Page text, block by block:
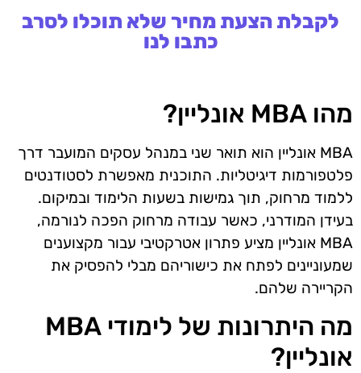
לקבלת הצעת מחיר שלא תוכלו לסרב
כתבו לנו
מהו MBA אונליין?
MBA אונליין הוא תואר שני במנהל עסקים המועבר דרך
פלטפורמות דיגיטליות. התוכנית מאפשרת לסטודנטים
ללמוד מרחוק, תוך גמישות בשעות הלימוד ובמיקום.
בעידן המודרני, כאשר עבודה מרחוק הפכה לנורמה,
MBA אונליין מציע פתרון אטרקטיבי עבור מקצוענים
שמעוניינים לפתח את כישוריהם מבלי להפסיק את
הקריירה שלהם.
מה היתרונות של לימודי MBA
אונליין?